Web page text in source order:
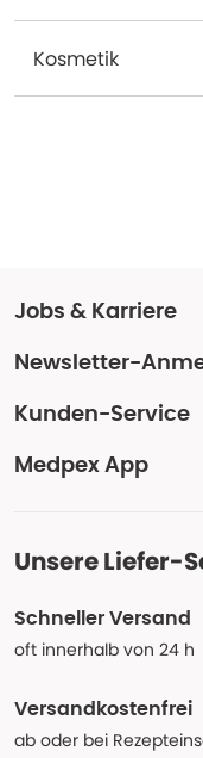
Kosmetik
Jobs & Karriere
Newsletter-
Kunden-Service
Medpex App
Unsere Liefer-
Schneller Versand
oft innerhalb von 24 h
Versandkostenfrei
ab oder bei